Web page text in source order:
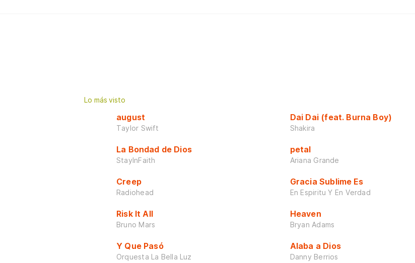
Lo más visto
august
Taylor Swift
La Bondad de Dios
StayInFaith
Creep
Radiohead
Risk It All
Bruno Mars
Y Que Pasó
Orquesta La Bella Luz
Dai Dai (feat. Burna Boy)
Shakira
petal
Ariana Grande
Gracia Sublime Es
En Espiritu Y En Verdad
Heaven
Bryan Adams
Alaba a Dios
Danny Berrios